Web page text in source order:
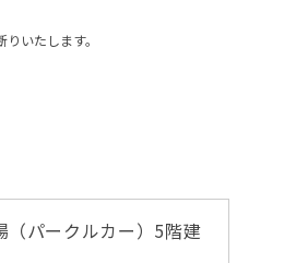
いたします。
（パークルカー）5階建